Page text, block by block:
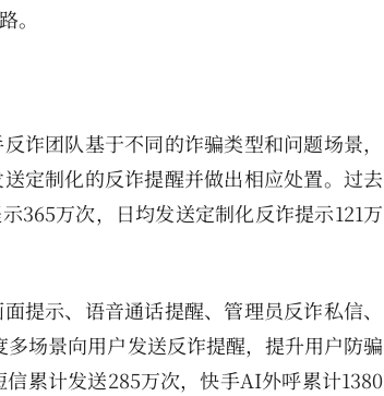
。
诈团队基于不同的诈骗类型和问题场景，
定制化的反诈提醒并做出相应处置。过去
365万次，日均发送定制化反诈提示121万
提示、语音通话提醒、管理员反诈私信、
场景向用户发送反诈提醒，提升用户防骗
累计发送285万次，快手AI外呼累计1380